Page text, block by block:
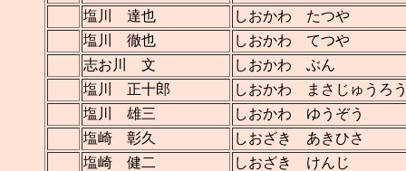
塩川 達也
しおかわ たつや
塩川 徹也
しおかわ てつや
志お川 文
しおかわ ぶん
塩川 正十郎
しおかわ まさじゅうろ
塩川 雄三
しおかわ ゆうぞう
塩崎 彰久
しおざき あきひさ
塩崎 健二
しおざき けんじ